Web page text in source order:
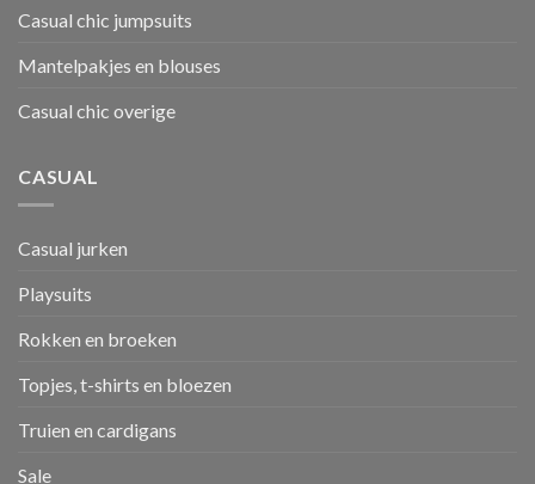
Casual chic jumpsuits
Mantelpakjes en blouses
Casual chic overige
CASUAL
Casual jurken
Playsuits
Rokken en broeken
Topjes, t-shirts en bloezen
Truien en cardigans
Sale